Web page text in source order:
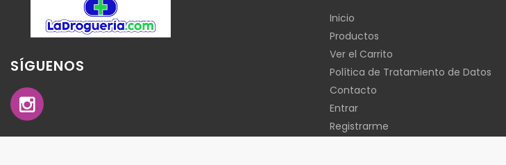
SÍGUENOS
Inicio
Productos
Ver el Carrito
Política de Tratamiento de Datos
Contacto
Entrar
Registrarme